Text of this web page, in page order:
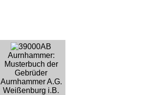
Aurnhammer:
Musterbuch der
Gebrüder
Aurnhammer A.G.
Weißenburg i.B.